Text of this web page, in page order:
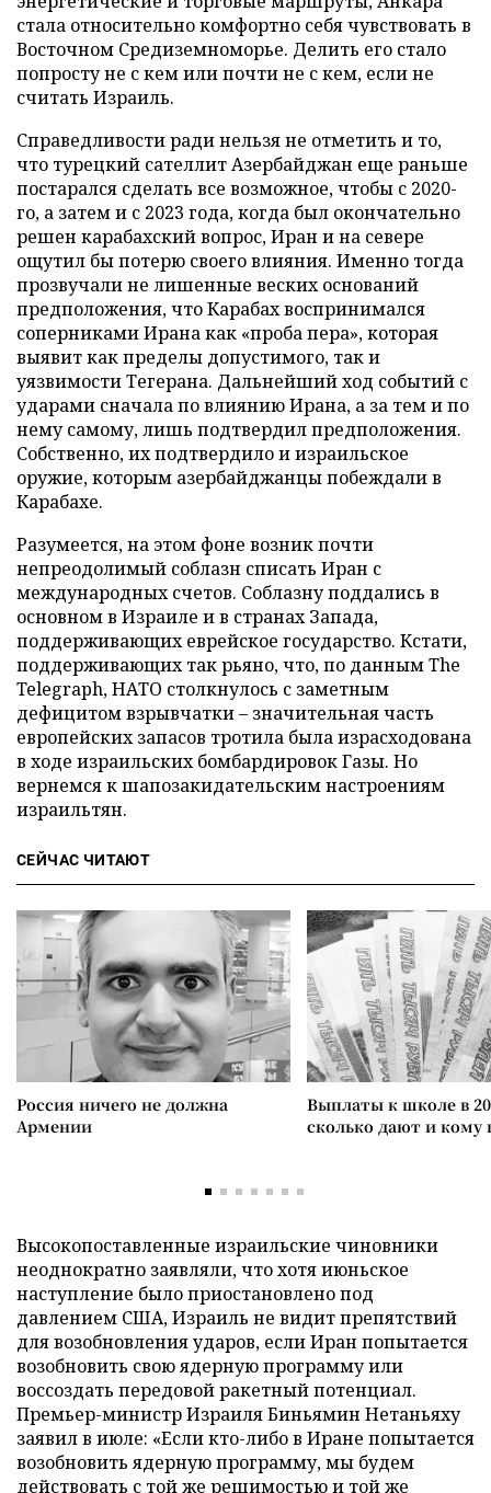
стала относительно комфортно себя чувствовать в
Восточном Средиземноморье. Делить его стало
попросту не с кем или почти не с кем, если не
считать Израиль.
Справедливости ради нельзя не отметить и то,
что турецкий сателлит Азербайджан еще раньше
постарался сделать все возможное, чтобы с 2020-
го, а затем и с 2023 года, когда был окончательно
решен карабахский вопрос, Иран и на севере
ощутил бы потерю своего влияния. Именно тогда
прозвучали не лишенные веских оснований
предположения, что Карабах воспринимался
соперниками Ирана как «проба пера», которая
выявит как пределы допустимого, так и
уязвимости Тегерана. Дальнейший ход событий с
ударами сначала по влиянию Ирана, а за тем и по
нему самому, лишь подтвердил предположения.
Собственно, их подтвердило и израильское
оружие, которым азербайджанцы побеждали в
Карабахе.
Разумеется, на этом фоне возник почти
непреодолимый соблазн списать Иран с
международных счетов. Соблазну поддались в
основном в Израиле и в странах Запада,
поддерживающих еврейское государство. Кстати,
поддерживающих так рьяно, что, по данным The
Telegraph, НАТО столкнулось с заметным
дефицитом взрывчатки – значительная часть
европейских запасов тротила была израсходована
в ходе израильских бомбардировок Газы. Но
вернемся к шапозакидательским настроениям
израильтян.
СЕЙЧАС ЧИТАЮТ
Россия ничего не должна
Армении
Выплаты к школе в
сколько дают и
Высокопоставленные израильские чиновники
неоднократно заявляли, что хотя июньское
наступление было приостановлено под
давлением США, Израиль не видит препятствий
для возобновления ударов, если Иран попытается
возобновить свою ядерную программу или
воссоздать передовой ракетный потенциал.
Премьер-министр Израиля Биньямин Нетаньяху
заявил в июле: «Если кто-либо в Иране попытается
возобновить ядерную программу, мы будем
действовать с той же решимостью и той же